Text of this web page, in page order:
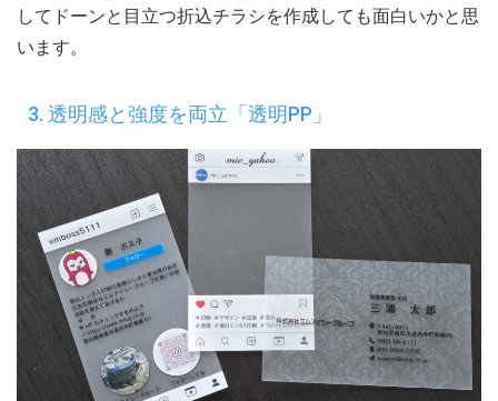
してドーンと目立つ折込チラシを作成しても面白いかと思
います。
3. 透明感と強度を両立「透明PP」